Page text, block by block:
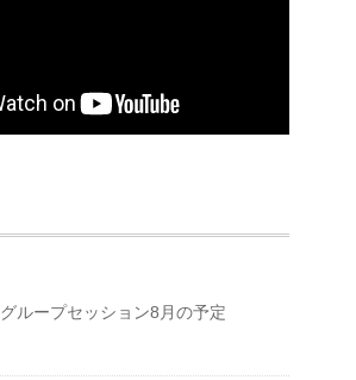
グループセッション8月の予定